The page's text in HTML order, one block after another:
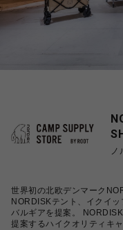
世界初の北欧デンマーク
NORDISKテント、イクイ
バルギアを提案。
提案するハイクオリティキ